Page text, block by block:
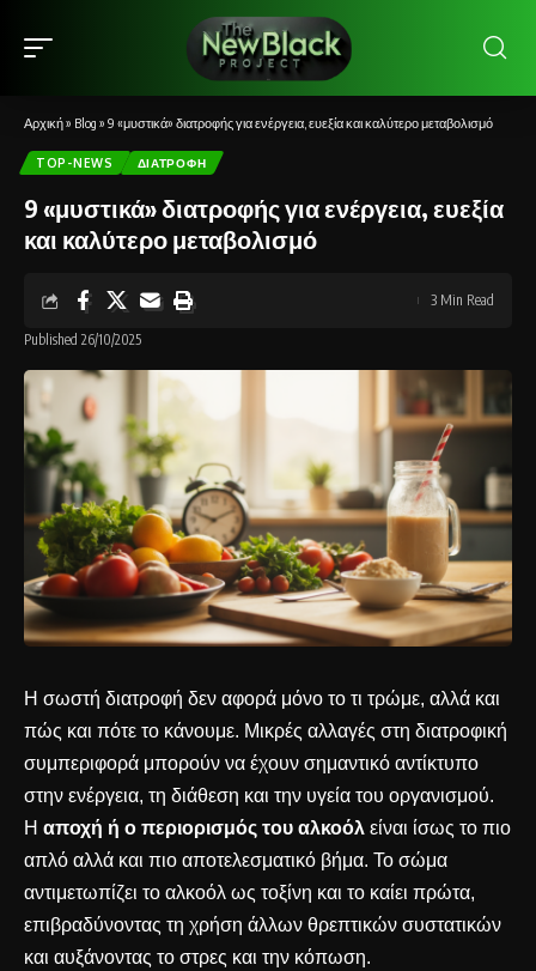
Αρχική» Blog » 9 «μυστικά» διατροφής για ενέργεια, ευεξία και καλύτερο μεταβολισμό
TOP-NEWS ΔΙΑΤΡΟΦΉ
9 «μυστικά» διατροφής για ενέργεια, ευεξία
και καλύτερο μεταβολισμό
Published 26/10/2025
3 Min Read
Η σωστή διατροφή δεν αφορά μόνο το τι τρώμε, αλλά και
πώς και πότε το κάνουμε. Μικρές αλλαγές στη διατροφική
συμπεριφορά μπορούν να έχουν σημαντικό αντίκτυπο
στην ενέργεια, τη διάθεση και την υγεία του οργανισμού.
Η αποχή ή ο περιορισμός του αλκοόλ είναι ίσως το πιο
απλό αλλά και πιο αποτελεσματικό βήμα. Το σώμα
αντιμετωπίζει το αλκοόλ ως τοξίνη και το καίει πρώτα,
επιβραδύνοντας τη χρήση άλλων θρεπτικών συστατικών
και αυξάνοντας το στρες και την κόπωση.